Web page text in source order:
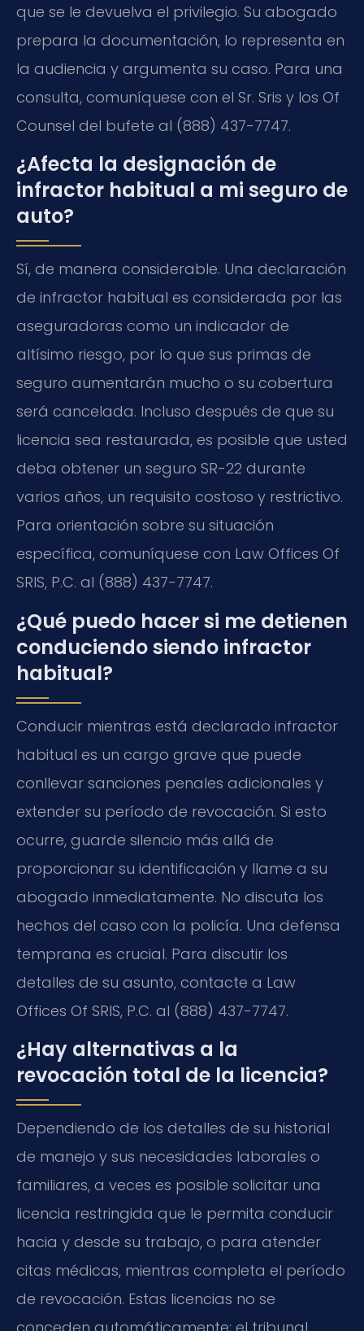
que se le devuelva el privilegio. Su abogado
prepara la documentación, lo representa en
la audiencia y argumenta su caso. Para una
consulta, comuníquese con el Sr. Sris y los Of
Counsel del bufete al (888) 437-7747.
¿Afecta la designación de
infractor habitual a mi seguro de
auto?
Sí, de manera considerable. Una declaración
de infractor habitual es considerada por las
aseguradoras como un indicador de
altísimo riesgo, por lo que sus primas de
seguro aumentarán mucho o su cobertura
será cancelada. Incluso después de que su
licencia sea restaurada, es posible que usted
deba obtener un seguro SR-22 durante
varios años, un requisito costoso y restrictivo.
Para orientación sobre su situación
específica, comuníquese con Law Offices Of
SRIS, P.C. al (888) 437-7747.
¿Qué puedo hacer si me detienen
conduciendo siendo infractor
habitual?
Conducir mientras está declarado infractor
habitual es un cargo grave que puede
conllevar sanciones penales adicionales y
extender su período de revocación. Si esto
ocurre, guarde silencio más allá de
proporcionar su identificación y llame a su
abogado inmediatamente. No discuta los
hechos del caso con la policía. Una defensa
temprana es crucial. Para discutir los
detalles de su asunto, contacte a Law
Offices Of SRIS, P.C. al (888) 437-7747.
¿Hay alternativas a la
revocación total de la licencia?
Dependiendo de los detalles de su historial
de manejo y sus necesidades laborales o
familiares, a veces es posible solicitar una
licencia restringida que le permita conducir
hacia y desde su trabajo, o para atender
citas médicas, mientras completa el período
de revocación. Estas licencias no se